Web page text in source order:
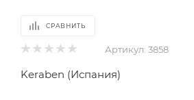
СРАВНИТЬ
Артикул: 3858
Keraben (Испания)